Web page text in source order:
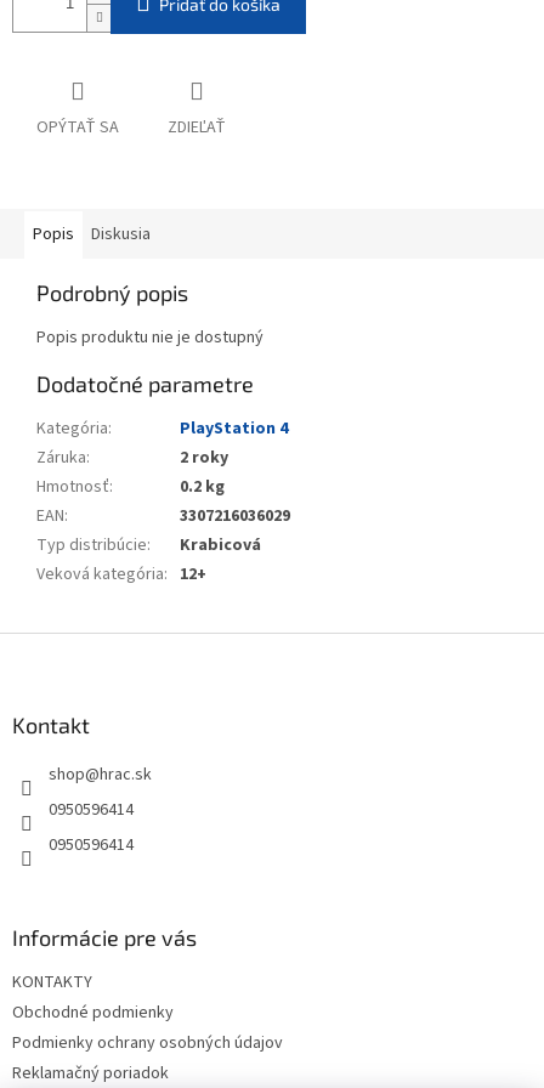
Pridať do košíka
OPÝTAŤ SA ZDIEĽAŤ
Popis Diskusia
Podrobný popis
Popis produktu nie je dostupný
Dodatočné parametre
Kategória:
PlayStation 4
Záruka:
2 roky
Hmotnosť:
0.2 kg
EAN:
3307216036029
Typ distribúcie:
Krabicová
Veková kategória: 12+
Kontakt
shop@hrac.sk
0950596414
0950596414
Informácie pre vás
KONTAKTY
Obchodné podmienky
Podmienky ochrany osobných údajov
Reklamačný poriadok